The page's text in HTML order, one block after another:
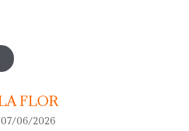
sobre visita guiada a l'exposició 'el
queda de mi'
FLOR
06/2026